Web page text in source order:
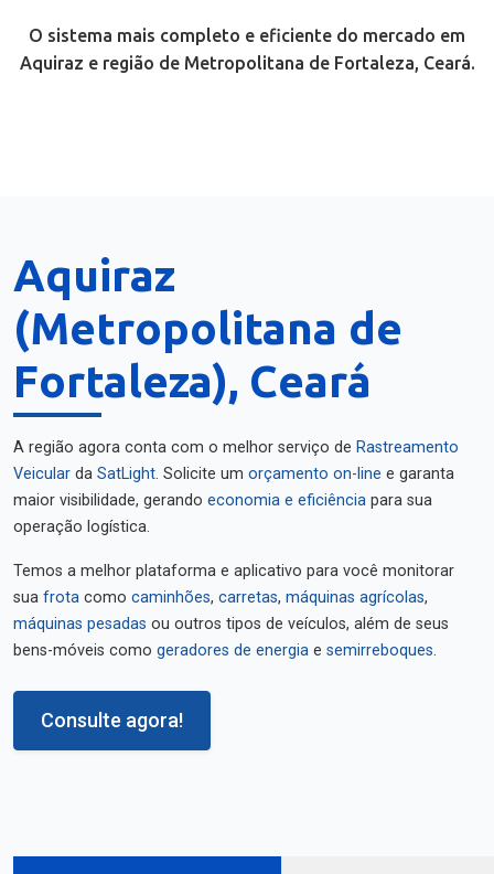
O sistema mais completo e eficiente do mercado em
Aquiraz e região de Metropolitana de Fortaleza, Ceará.
Aquiraz
(Metropolitana de
Fortaleza), Ceará
A região agora conta com o melhor serviço de Rastreamento
Veicular da SatLight. Solicite um orçamento on-line e garanta
maior visibilidade, gerando economia e eficiência para sua
operação logística.
Temos a melhor plataforma e aplicativo para você monitorar
sua frota como caminhões, carretas, máquinas agrícolas,
máquinas pesadas ou outros tipos de veículos, além de seus
bens-móveis como geradores de energia e semirreboques.
Consulte agora!